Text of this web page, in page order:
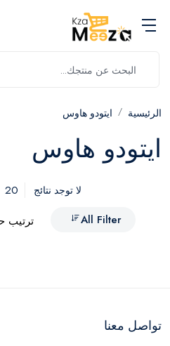
الرئيسية ايتودو هاوس
ايتودو هاوس
لا توجد نتائج 20
All Filter
تواصل معنا